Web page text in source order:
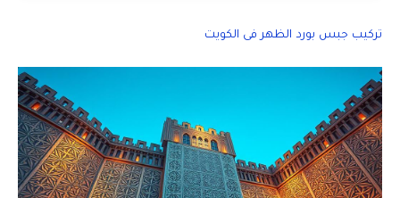
تركيب جبس بورد الظهر فى الكويت